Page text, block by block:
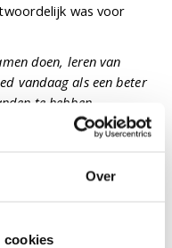
Over
cookies
was voor
doen, leren van
vandaag als een beter
te hebben
veel zin om
aan kwaliteit van